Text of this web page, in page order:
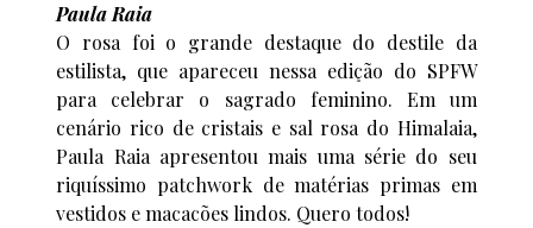
Paula Raia
O rosa foi o grande destaque do destile da
estilista, que apareceu nessa edição do SPFW
para celebrar o sagrado feminino. Em um
cenário rico de cristais e sal rosa do Himalaia,
Paula Raia apresentou mais uma série do seu
riquíssimo patchwork de matérias primas em
vestidos e macacões lindos. Quero todos!